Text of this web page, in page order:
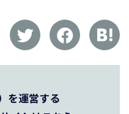
を運営する